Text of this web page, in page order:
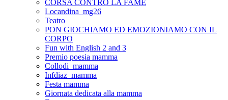
CORSA CONTRO LA FAME
Locandina_mg26
Teatro
PON GIOCHIAMO ED EMOZIONIAMO CON IL
CORPO
Fun with English 2 and 3
Premio poesia mamma
Collodi_mamma
Infdiaz_mamma
Festa mamma
Giornata dedicata alla mamma